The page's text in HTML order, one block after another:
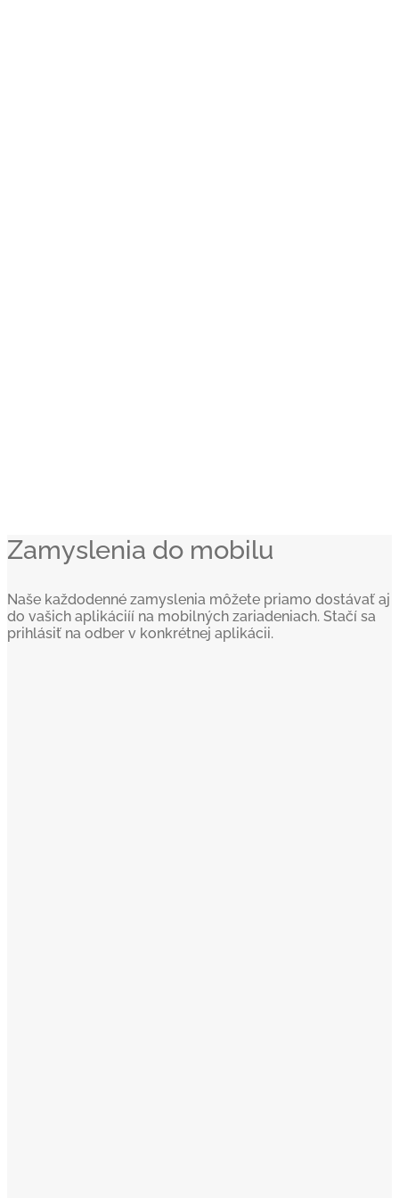
Zamyslenia do mobilu
Naše každodenné zamyslenia môžete priamo dostávať aj
do vašich aplikáciíí na mobilných zariadeniach. Stačí sa
prihlásiť na odber v konkrétnej aplikácii.